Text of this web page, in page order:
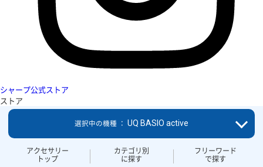
シャープ公式ストア
ストア
アクセサリー
トップ
カテゴリ別
に探す
フリーワード
で探す
選択中の機種 ： UQ BASIO active